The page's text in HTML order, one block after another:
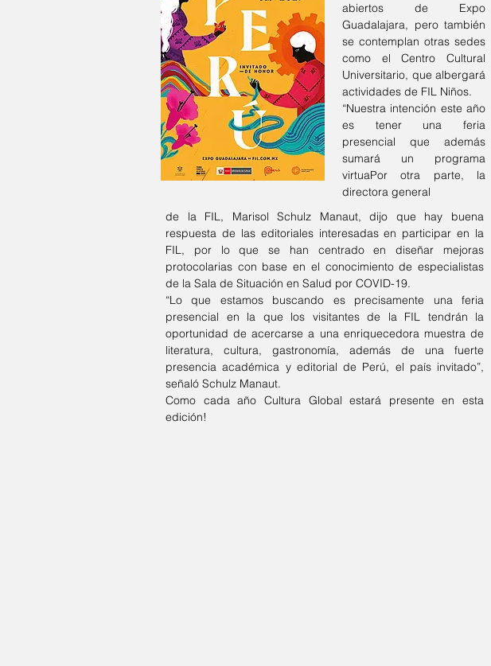
abiertos de Expo
Guadalajara, pero también
se contemplan otras sedes
como el Centro Cultural
Universitario, que albergará
actividades de FIL Niños.
“Nuestra intención este año
es tener una feria
presencial que además
sumará un programa
virtuaPor otra parte, la
directora general
de la FIL, Marisol Schulz Manaut, dijo que hay buena
respuesta de las editoriales interesadas en participar en la
FIL, por lo que se han centrado en diseñar mejoras
protocolarias con base en el conocimiento de especialistas
de la Sala de Situación en Salud por COVID-19.
“Lo que estamos buscando es precisamente una feria
presencial en la que los visitantes de la FIL tendrán la
oportunidad de acercarse a una enriquecedora muestra de
literatura, cultura, gastronomía, además de una fuerte
presencia académica y editorial de Perú, el país invitado”,
señaló Schulz Manaut.
Como cada año Cultura Global estará presente en esta
edición!